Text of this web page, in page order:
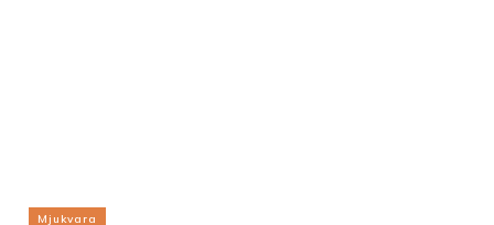
Mjukvara